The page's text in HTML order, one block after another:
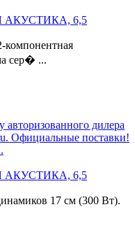
6,5
компонентная
сер� ...
6,5
17 см (300 Вт).